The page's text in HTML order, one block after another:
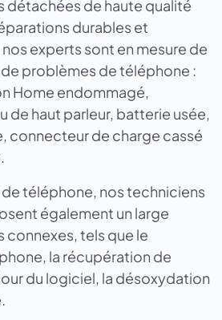
détachées de haute qualité
durables et
experts sont en mesure de
problèmes de téléphone :
Home endommagé,
de haut parleur, batterie usée,
connecteur de charge cassé
téléphone, nos techniciens
également un large
connexes, tels que le
la récupération de
du logiciel, la désoxydation